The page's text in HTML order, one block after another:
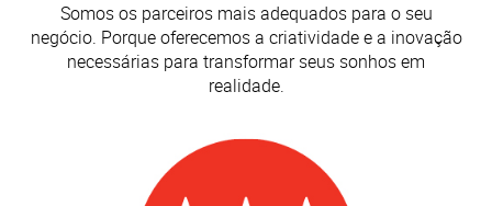
Somos os parceiros mais adequados para o seu
negócio. Porque oferecemos a criatividade e a inovação
necessárias para transformar seus sonhos em
realidade.